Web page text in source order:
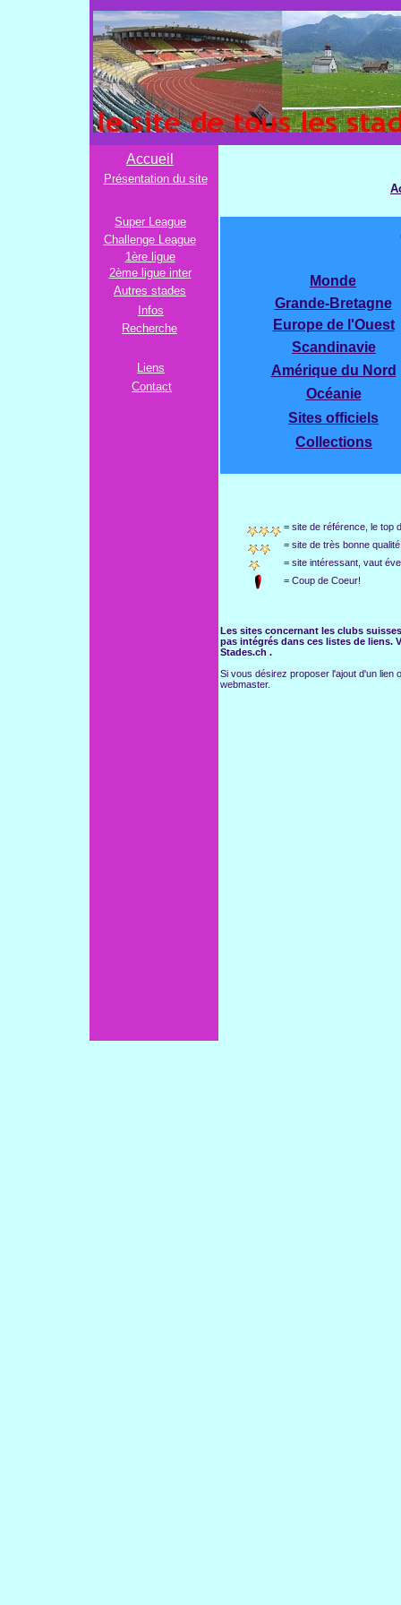
le site de
Accueil
Super League
Challenge League
1ère ligue
2ème ligue inter
Liens
Recherche
Contact
Présentation du site
Infos
Autres stades
= site de référence, le top
= site de très bonne
= site intéressant, vaut
= Coup de Coeur!
Les sites concernant les clubs
pas intégrés dans ces listes de liens.
Stades.ch .
Si vous désirez proposer l'ajout d'un lien
webmaster.
Europe de l'Ouest
Monde
Amérique du Nord
Scandinavie
Grande-Bretagne
Océanie
Sites officiels
Collections